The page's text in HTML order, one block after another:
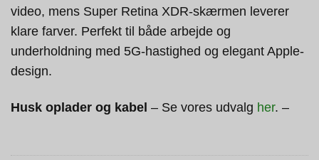
video, mens Super Retina XDR-skærmen leverer
klare farver. Perfekt til både arbejde og
underholdning med 5G-hastighed og elegant Apple-
design.
Husk oplader og kabel – Se vores udvalg her. –